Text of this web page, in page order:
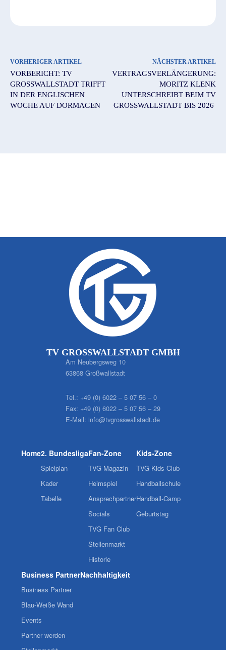
VORHERIGER ARTIKEL
VORBERICHT: TV
GROSSWALLSTADT TRIFFT I
N DER ENGLISCHEN W
OCHE AUF DORMAGEN
NÄCHSTER ARTIKEL
VERTRAGSVERLÄNGERUNG:
MORITZ KLENK
UNTERSCHREIBT BEIM TV
GROSSWALLSTADT BIS 2026
TV GROSSWALLSTADT GMBH
Am Neubergsweg 10
63868 Großwallstadt
Tel.: +49 (0) 6022 – 5 07 56 – 0
Fax: +49 (0) 6022 – 5 07 56 – 29
E-Mail: info@tvgrosswallstadt.de
Home2. Bundesliga
Spielplan
Kader
Tabelle
Fan-Zone
TVG Magazin
Heimspiel
Ansprechpartner
Socials
TVG Fan Club
Stellenmarkt
Historie
Kids-Zone
TVG Kids-Club
Handballschule
Handball-Camp
Geburtstag
Business Partner
Business Partner
Blau-Weiße Wand
Events
Partner werden
Nachhaltigkeit